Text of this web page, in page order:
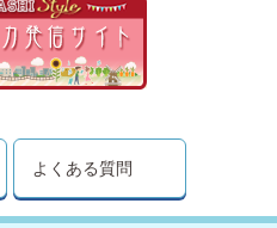
よくある質問